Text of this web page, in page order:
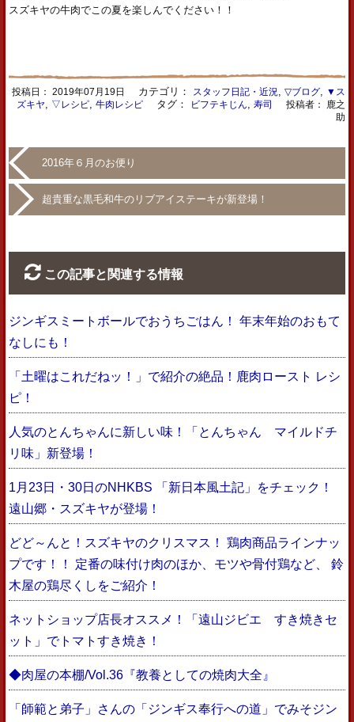
スズキヤの牛肉でこの夏を楽しんでください！！
投稿日： 2019年07月19日 カテゴリ： スタッフ日記・近況 ▽ブログ,
▼ス
ズキヤ
▽レシピ, 牛肉レシピタグ： ビフテキじん 寿司
投稿者： 鹿之
助
2016年６月のお便り
超貴重な黒毛和牛のリブアイステーキが新登場！
この記事と関連する情報
ジンギスミートボールでおうちごはん！ 年末年始のおもて
なしにも！
「土曜はこれだねッ！」で紹介の絶品！鹿肉ロースト レシ
ピ！
人気のとんちゃんに新しい味！「とんちゃん マイルドチ
リ味」新登場！
1月23日・30日のNHKBS 「新日本風土記」をチェック！
遠山郷・スズキヤが登場！
どど～んと！スズキヤのクリスマス！ 鶏肉商品ラインナッ
プです！！ 定番の味付け肉のほか、モツや骨付鶏など、 鈴
木屋の鶏尽くしをご紹介！
ネットショップ店長オススメ！「遠山ジビエ すき焼きセ
ット」でトマトすき焼き！
◆肉屋の本棚/Vol.36『教養としての焼肉大全』
「師範と弟子」さんの「ジンギス奉行への道」でみそジン